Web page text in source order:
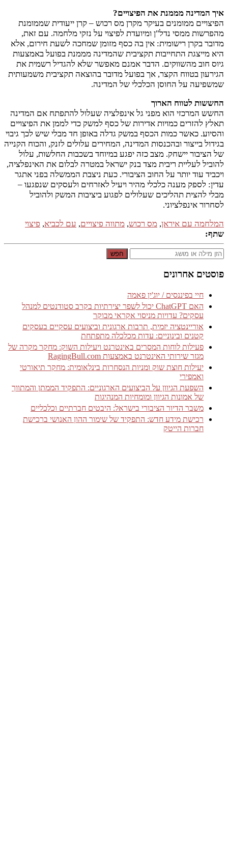
איך המדינה מממנת את הפיצויים?
הפיצויים ממומנים בעיקר מקרן מס רכוש – קרן ייעודית שממומנת
מהפרשות ממסי נדל"ן ומיועדת לפיצוי על נזקי מלחמה. עם זאת,
מדובר בקרן רישומית: אין בה כסף מזומן שמחכה לשעת חירום, אלא
היא מייצגת התחייבות תקציבית שהמדינה מממנת בפועל באמצעות
גיוס חוב מהשווקים. הדבר אמנם מאפשר שלא להגדיל רשמית את
הגירעון בטווח הקצר, אך בפועל מדובר בהוצאה תקציבית משמעותית
שמשפיעה על החוסן הכלכלי של המדינה.
החששות לטווח הארוך
החשש המרכזי הוא מפני גל אינפלציה שעלול להתפתח אם המדינה
תאלץ להזרים כמויות אדירות של כסף למשק כדי לממן את הפיצויים
והסיוע. כאשר כמות הכסף במשק גדלה באופן חד מבלי שיש לכך גיבוי
בגידול בייצור ובהכנסות המדינה, המחירים עלולים לזנק, והכוח הקנייה
של הציבור יישחק. מצב כזה יפגע במיוחד בשכבות החלשות, עלול
להוביל לעליית ריבית מצד בנק ישראל במטרה לבלום את האינפלציה,
ויכביד עוד יותר על החוב הציבורי. כעת ניצבת הממשלה בפני אתגר
עדין: לספק מענה כלכלי מהיר ויעיל לאזרחים ולעסקים שנפגעו –
מבלי להצית תהליכים שעלולים לפגוע ביציבות המשק ולהוביל
לסחרור אינפלציוני.
המלחמה עם איראן, מס רכוש, מתווה פיצויים, עם לכביא, פיצוי
שתף:
חפש
פוסטים אחרונים
חיי בפיננסים / יוג'ין פאמה
האם ChatGPT יכול לשפר יצירתיות בקרב סטודנטים למנהל
עסקים? עדויות מניסוי אקראי מבוקר
אוריינטציה יזמית, תרבות ארגונית וביצועים עסקיים בעסקים
קטנים ובינוניים: עדות מכלכלה מתפתחת
פעילות לוחות המסרים באינטרנט ויעילות השוק: מחקר מקרה של
מגזר שירותי האינטרנט באמצעות RagingBull.com
יעילות חוצת שוק ומניות הנסחרות בינלאומית: מחקר תיאורטי
ואמפירי
השפעת הגיוון על הביצועים הארגוניים: התפקיד הממתן והמתווך
של אמונות הגיוון ומומחיות המנהיגות
משבר הדיור הציבורי בישראל: היבטים חברתיים וכלכליים
רכישת מידע חדש: התפקיד של שימור ההון האנושי ברכישת
חברות הייטק